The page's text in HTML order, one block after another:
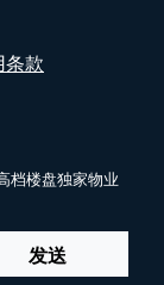
款
档楼盘独家物业
发送